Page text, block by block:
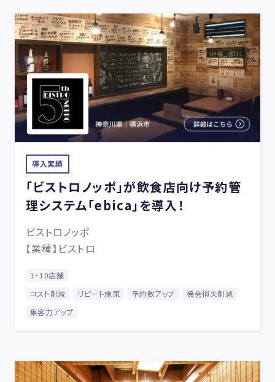
導入実績
「ビストロノッポ」が飲食店向け予約管
理システム「ebica」を導入！
ビストロノッポ
【業種】ビストロ
1~10店舗
コスト削減
リピート施策 予約数アップ
機会損失削減
集客力アップ